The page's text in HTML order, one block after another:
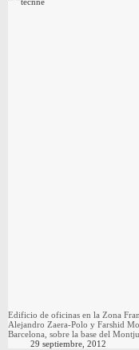
Edificio de oficinas en la Zona
Alejandro Zaera-Polo y Farshid
Barcelona, sobre la base del
29 septiembre, 2012